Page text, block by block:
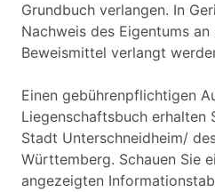
Grundbuch verlangen. In
Nachweis des Eigentums
Beweismittel verlangt
Einen gebührenpflichtigen
Liegenschaftsbuch erhalten
Stadt Unterschneidheim/
Württemberg. Schauen Sie
angezeigten